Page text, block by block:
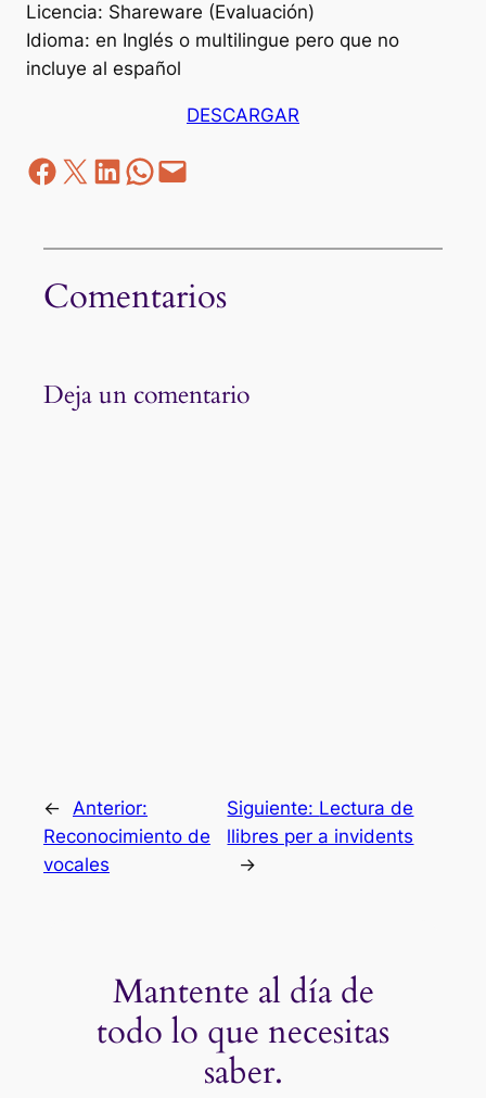
Licencia: Shareware (Evaluación)
Idioma: en Inglés o multilingue pero que no
incluye al español
DESCARGAR
Facebook
Z LinkedIn
WhatsApp
correo electrónico
Comentarios
Deja un comentario
←
Anterior:
Reconocimiento de
vocales
Siguiente: Lectura de
llibres per a invidents
→
Mantente al día de
todo lo que necesitas
saber.